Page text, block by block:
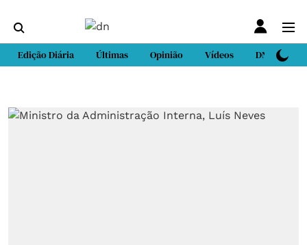
Edição Diária Últimas Opinião Vídeos DN Sport